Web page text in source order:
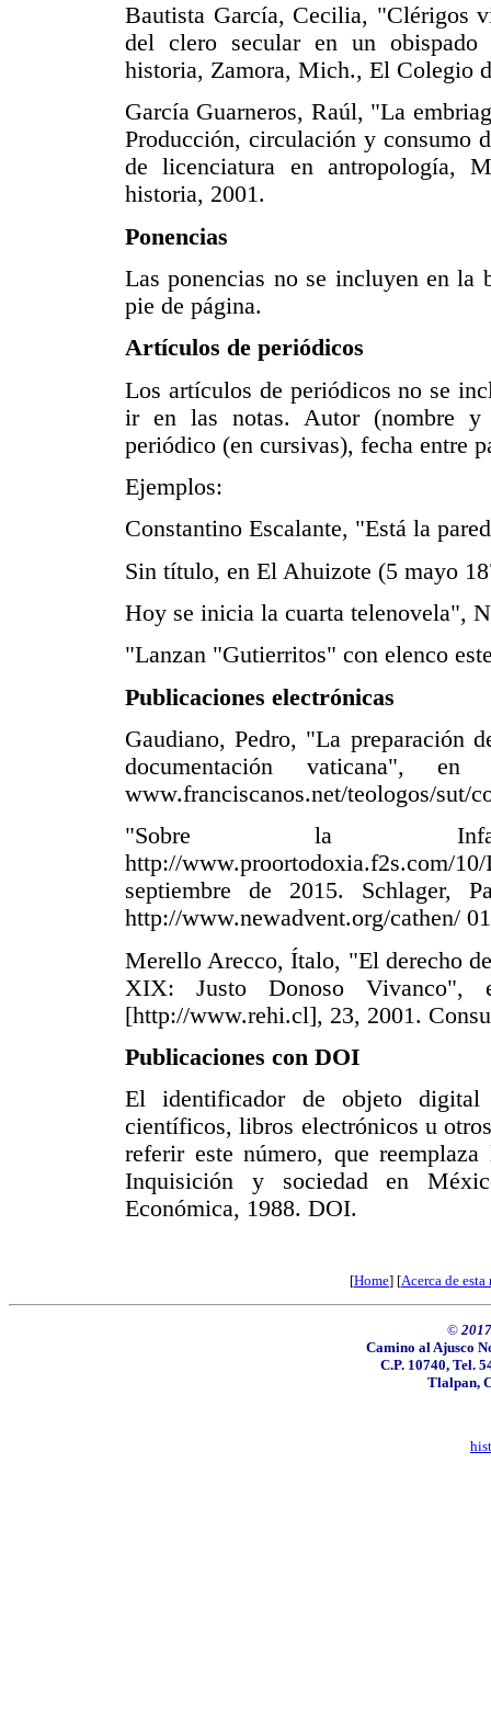
Bautista García, Cecilia, "Clérigos
del clero secular en un obispado
historia, Zamora, Mich., El Colegio
García Guarneros, Raúl, "La
Producción, circulación y consumo
de licenciatura en antropología,
historia, 2001.
Ponencias
Las ponencias no se incluyen en la
pie de página.
Artículos de periódicos
Los artículos de periódicos no se
ir en las notas. Autor (nombre y
periódico (en cursivas), fecha entre
Ejemplos:
Constantino Escalante, "Está la
Sin título, en El Ahuizote (5 mayo
Hoy se inicia la cuarta telenovela",
"Lanzan "Gutierritos" con elenco
Publicaciones electrónicas
Gaudiano, Pedro, "La preparación
documentación vaticana",
www.franciscanos.net/teologos/sut/
"Sobre la
http://www.proortodoxia.f2s.com/
septiembre de 2015. Schlager,
http://www.newadvent.org/cathen/
Merello Arecco, Ítalo, "El derecho
XIX: Justo Donoso Vivanco",
[http://www.rehi.cl], 23, 2001.
Publicaciones con DOI
El identificador de objeto
científicos, libros electrónicos u
referir este número, que
Inquisición y sociedad en
Económica, 1988. DOI.
[Home] [Acerca de esta
©
Camino al Ajusco
C.P. 10740, Tel.
Tlalpan,